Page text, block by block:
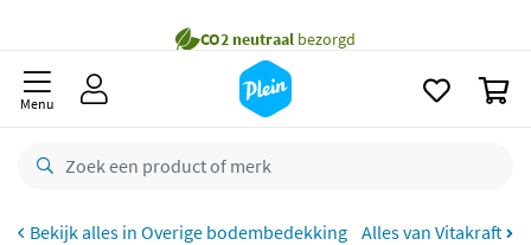
Bestelling uiterlijkmaandag
Gratisretourneren
Menu
Overige bodembedekking Alles van Vitakraft